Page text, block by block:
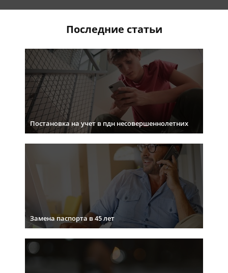
Последние статьи
Постановка на учет в пдн несовершеннолетних
Замена паспорта в 45 лет